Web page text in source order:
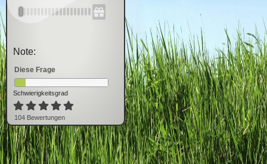
Note:
Diese Frage
Schwierigkeitsgrad
104 Bewertungen